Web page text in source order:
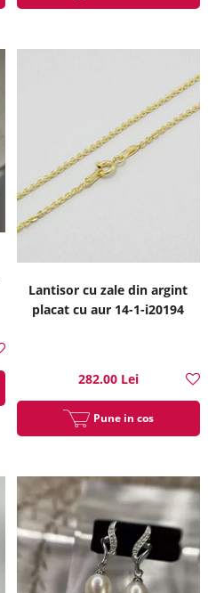
Lantisor cu zale din argint
placat cu aur 14-1-i20194
282.00 Lei
Pune in cos